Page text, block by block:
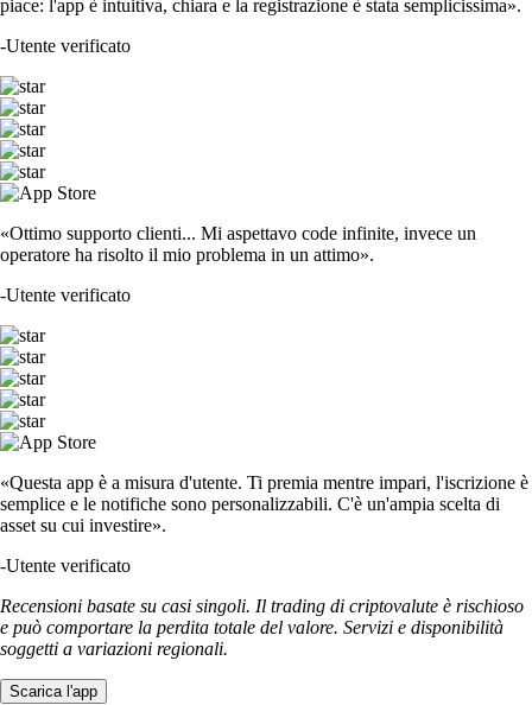
piace: l'app è intuitiva, chiara e la registrazione è stata semplicissima».
-Utente verificato
«Ottimo supporto clienti... Mi aspettavo code infinite, invece un
operatore ha risolto il mio problema in un attimo».
-Utente verificato
«Questa app è a misura d'utente. Ti premia mentre impari, l'iscrizione è
semplice e le notifiche sono personalizzabili. C'è un'ampia scelta di
asset su cui investire».
-Utente verificato
Recensioni basate su casi singoli. Il trading di criptovalute è rischioso
e può comportare la perdita totale del valore. Servizi e disponibilità
soggetti a variazioni regionali.
Scarica l'app